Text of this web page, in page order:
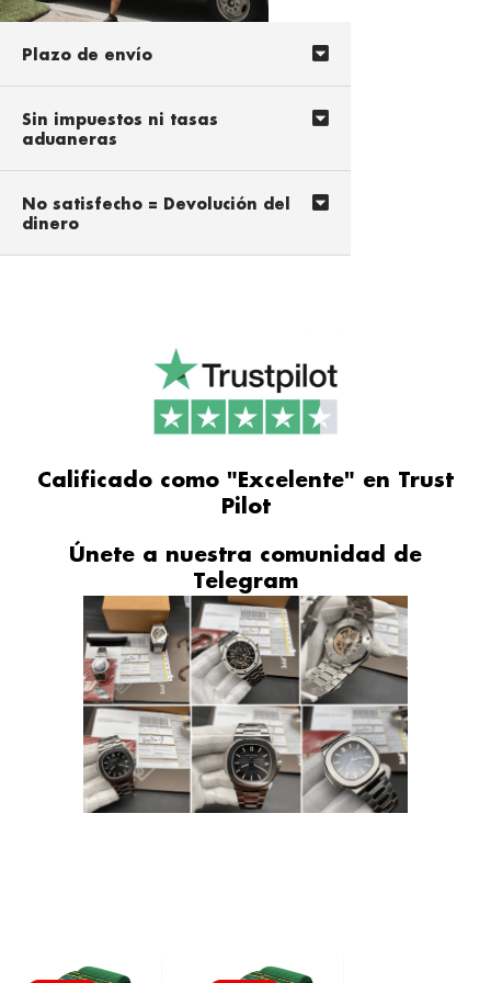
Plazo de envío
Sin impuestos ni tasas
aduaneras
No satisfecho = Devolución del
dinero
Calificado como "Excelente" en Trust
Pilot
Únete a nuestra comunidad de
Telegram
El
El